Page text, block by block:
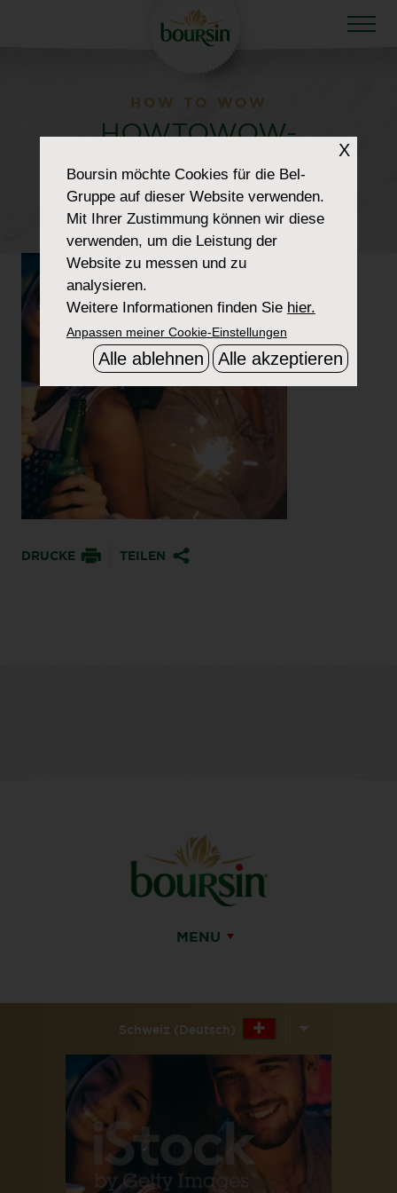
HOW TO WOW
HOWTOWOW-
NEWYEARS-1-
HEADER-THUMBNAIL
DRUCKE TEILEN
MENU
Schweiz (Deutsch)
X
Boursinmöchte Cookies für die Bel-
Gruppe auf dieser Website verwenden.
Mit Ihrer Zustimmung können wir diese
verwenden, um die Leistung der
Website zu messen und zu
analysieren.
Weitere Informationen finden Sie hier.
Anpassen meiner Cookie-Einstellungen
Alle ablehnen Alle akzeptieren